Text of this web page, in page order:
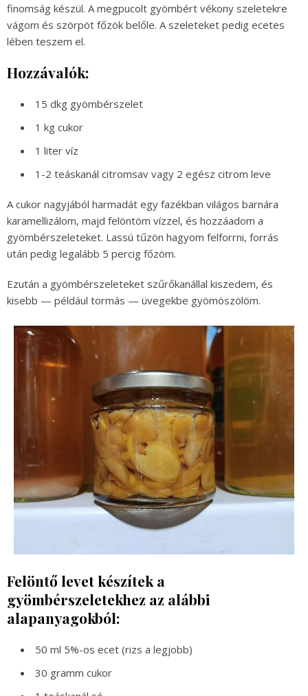
finomság készül. A megpucolt gyömbért vékony szeletekre
vágom és szörpöt főzök belőle. A szeleteket pedig ecetes
lében teszem el.
Hozzávalók:
15 dkg gyömbérszelet
1 kg cukor
1 liter víz
1-2 teáskanál citromsav vagy 2 egész citrom leve
A cukor nagyjából harmadát egy fazékban világos barnára
karamellizálom, majd felöntöm vízzel, és hozzáadom a
gyömbérszeleteket. Lassú tűzön hagyom felforrni, forrás
után pedig legalább 5 percig főzöm.
Ezután a gyömbérszeleteket szűrőkanállal kiszedem, és
kisebb — például tormás — üvegekbe gyömöszölöm.
Felöntő levet készítek a
gyömbérszeletekhez az alábbi
alapanyagokból:
50 ml 5%-os ecet (rizs a legjobb)
30 gramm cukor